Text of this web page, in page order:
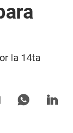
la 14ta